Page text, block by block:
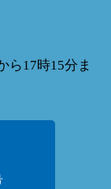
ら17時15分ま